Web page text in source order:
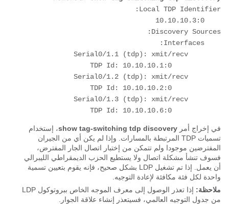
في إخراج أمر show tag-switching tdp discovery، إستخدام
تسميات TDP المرتبطة بالمسارات. وإذا لم يكن أي من الجيران
المفترضين موجودا ولم تتمكن من إختبار اتصال الجار المفترض،
فسوف تنشأ مشكلة اتصال ولا يستطيع الحزب الديمقراطي الليبرالي
أن يعمل. إذا تم تشغيل LDP بشكل صحيح، فإنه يقوم بتعيين تسمية
واحدة لكل فئة مكافئة لإعادة التوجيه.
ملاحظة:
إذا تعذر الوصول إلى معرف الموجه الخاص ببروتوكول LDP
من جدول التوجيه العالمي، فسيتعذر إنشاء علاقة الجوار.